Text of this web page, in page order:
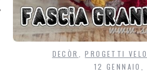
DECÒR ,PROGETTI
12